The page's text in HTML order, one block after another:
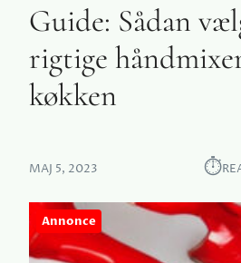
Guide: Sådan
rigtige
køkken
MAJ 5, 2023 ⏱︎
Annonce